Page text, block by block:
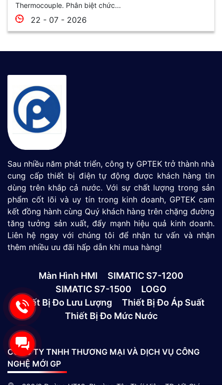
Thermocouple. Phân biệt chức...
22 - 07 - 2026
Sau nhiều năm phát triển, công ty GPTEK trở thành nhà
cung cấp thiết bị điện tự động được khách hàng tin
dùng trên khắp cả nước. Với sự chất lượng trong sản
phẩm cốt lõi và uy tín trong kinh doanh, GPTEK cam
kết đồng hành cùng Quý khách hàng trên chặng đường
tăng tưởng sản xuất, đẩy mạnh hiệu quả kinh doanh.
Liên hệ ngay với chúng tôi để nhận tư vấn và nhận
thêm nhiều ưu đãi hấp dẫn khi mua hàng!
Màn Hình HMI
SIMATIC S7-1200
SIMATIC S7-1500
LOGO
Thiết Bị Đo Lưu Lượng
Thiết Bị Đo Áp Suất
Thiết Bị Đo Mức Nước
CÔNG TY TNHH THƯƠNG MẠI VÀ DỊCH VỤ CÔNG
NGHỆ MỚI GP